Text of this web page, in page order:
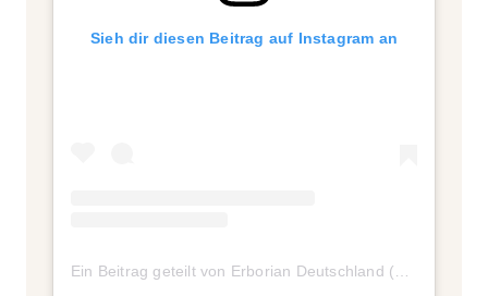
Sieh dir diesen Beitrag auf Instagram an
Ein Beitrag geteilt von Erborian Deutschland (@erborian_germany)